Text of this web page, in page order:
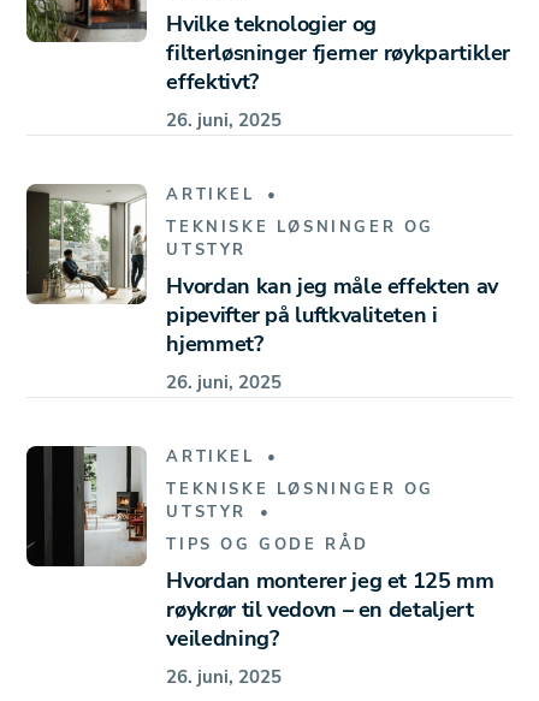
Hvilke teknologier og
filterløsninger fjerner røykpartikler
effektivt?
26. juni, 2025
ARTIKEL
TEKNISKE LØSNINGER OG
UTSTYR
Hvordan kan jeg måle effekten av
pipevifter på luftkvaliteten i
hjemmet?
26. juni, 2025
ARTIKEL
TEKNISKE LØSNINGER OG
UTSTYR
TIPS OG GODE RÅD
Hvordan monterer jeg et 125 mm
røykrør til vedovn – en detaljert
veiledning?
26. juni, 2025